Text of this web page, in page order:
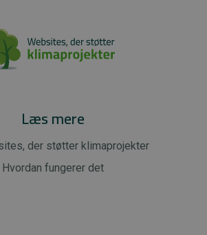
Læs mere
der støtter klimaprojekter
Hvordan fungerer det